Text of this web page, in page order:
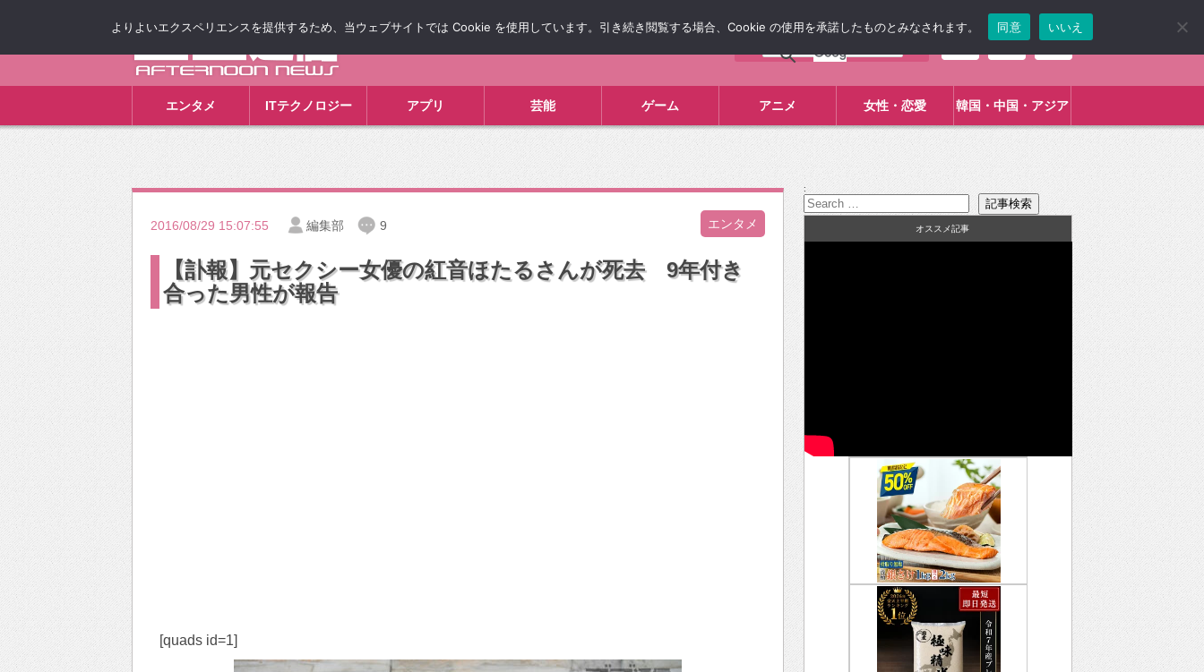
エンタメ ITテクノロジー アプリ 芸能 ゲーム アニメ 女性・恋愛 韓国・中国・アジア
2016/08/29 15:07:55 編集部 9 エンタメ
【訃報】元セクシー女優の紅音ほたるさんが死去 9年付き
合った男性が報告
[quads id=1]
:
オススメ記事
よりよいエクスペリエンスを提供するため、当ウェブサイトでは Cookie を使用しています。引き続き閲覧する場合、Cookie の使用を承諾したものとみなされます。 同意 いいえ